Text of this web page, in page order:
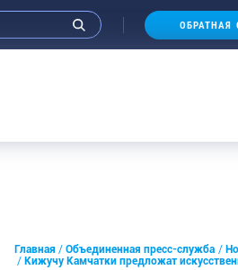
ОБРАТНАЯ
Главная Объединенная пресс-служба
Кижучу Камчатки предложат